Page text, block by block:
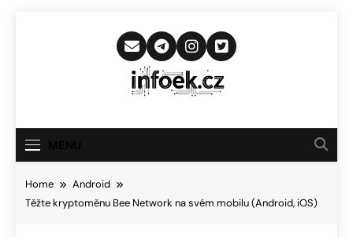
Infoek.cz
Novinkám
Home
Android
Těžte kryptoměnu Bee Network na svém mobilu (Android, iOS)